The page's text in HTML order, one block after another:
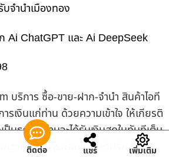
จำนำเมืองทอง
ก Ai ChatGPT และ Ai DeepSeek
บริการ ซื้อ-ขาย-ฝาก-จำนำ สินค้าไอที
รเงินแก่ท่าน ด้วยความเข้าใจ ให้เกียรติ
ป็นธรรม ท่านจะได้รับเงินสดในทันทีเต็ม
ถวางแผนการผ่อนชำระค่าบริการได้
ติดต่อ แชร์ เพิ่มเติม